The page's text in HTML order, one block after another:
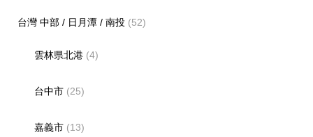
台灣 中部 / 日月潭 / 南投(52)
雲林県北港 (4)
台中市 (25)
嘉義市 (13)